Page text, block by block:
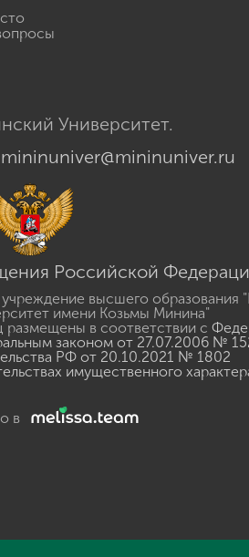
Университет.
mininuniver@mininuniver.ru
Российской
высшего образования
имени Козьмы Минина"
в соответствии с
законом от 27.07.2006 №
РФ от 20.10.2021 № 1802
имущественного
в